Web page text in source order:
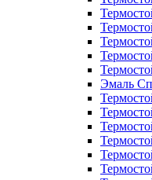
Эмаль